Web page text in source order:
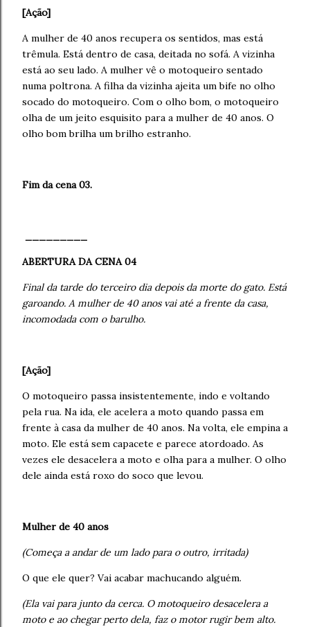
[Ação]
A mulher de 40 anos recupera os sentidos, mas está
trêmula. Está dentro de casa, deitada no sofá. A vizinha
está ao seu lado. A mulher vê o motoqueiro sentado
numa poltrona. A filha da vizinha ajeita um bife no olho
socado do motoqueiro. Com o olho bom, o motoqueiro
olha de um jeito esquisito para a mulher de 40 anos. O
olho bom brilha um brilho estranho.
Fim da cena 03.
ABERTURA DA CENA 04
Final da tarde do terceiro dia depois da morte do gato. Está
garoando. A mulher de 40 anos vai até a frente da casa,
incomodada com o barulho.
[Ação]
O motoqueiro passa insistentemente, indo e voltando
pela rua. Na ida, ele acelera a moto quando passa em
frente à casa da mulher de 40 anos. Na volta, ele empina a
moto. Ele está sem capacete e parece atordoado. As
vezes ele desacelera a moto e olha para a mulher. O olho
dele ainda está roxo do soco que levou.
Mulher de 40 anos
(Começa a andar de um lado para o outro, irritada)
O que ele quer? Vai acabar machucando alguém.
(Ela vai para junto da cerca. O motoqueiro desacelera a
moto e ao chegar perto dela, faz o motor rugir bem alto.